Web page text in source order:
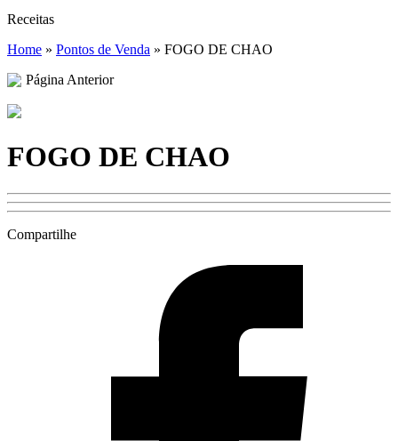
Receitas
Home » Pontos de Venda » FOGO DE CHAO
Página Anterior
FOGO DE CHAO
Compartilhe